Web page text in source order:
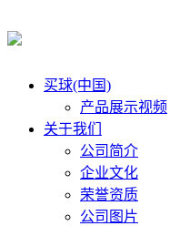
买球(中国)
产品展示视频
关于我们
公司简介
企业文化
荣誉资质
公司图片